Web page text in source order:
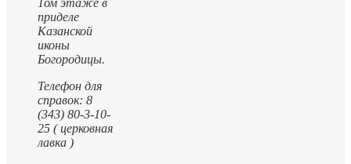
1ом этаже в
приделе
Казанской
иконы
Богородицы.
Телефон для
справок: 8
(343) 80-3-10-
25 ( церковная
лавка )